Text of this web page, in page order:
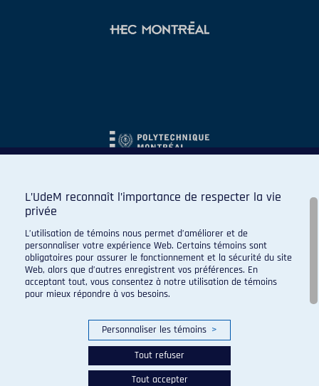
L’UdeM reconnaît l’importance de respecter la vie
privée
L’utilisation de témoins nous permet d’améliorer et de
personnaliser votre expérience Web. Certains témoins sont
obligatoires pour assurer le fonctionnement et la sécurité du site
Web, alors que d’autres enregistrent vos préférences. En
acceptant tout, vous consentez à notre utilisation de témoins
pour mieux répondre à vos besoins.
Personnaliser les témoins >
Tout refuser
Tout accepter